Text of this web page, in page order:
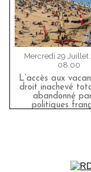
Mercredi 29 Juillet
08:00
L’accès aux
droit inachevé
abandonné
politiques